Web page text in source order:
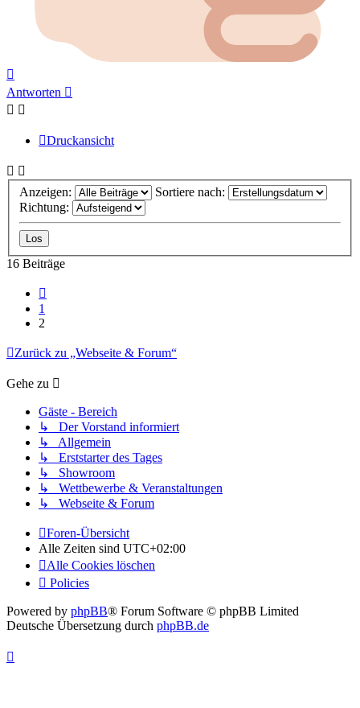
oben
Antworten
Druckansicht
Anzeigen:
Sortiere nach:
Richtung:
16 Beiträge
1
2
Zurück zu „Webseite & Forum“
Gehe zu
Gäste - Bereich
↳ Der Vorstand informiert
↳ Allgemein
↳ Erststarter des Tages
↳ Showroom
↳ Wettbewerbe & Veranstaltungen
↳ Webseite & Forum
Foren-Übersicht
Alle Zeiten sind UTC+02:00
Alle Cookies löschen
Policies
Powered by phpBB® Forum Software © phpBB Limited
Deutsche Übersetzung durch phpBB.de